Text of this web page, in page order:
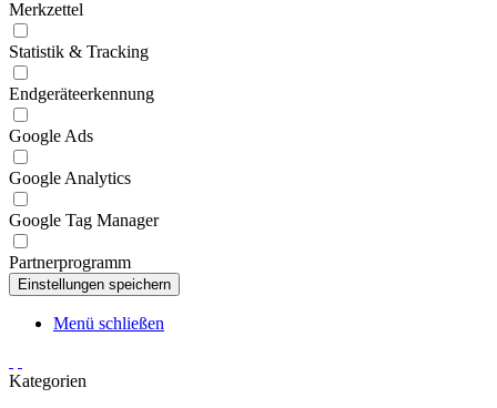
Merkzettel
Statistik & Tracking
Endgeräteerkennung
Google Ads
Google Analytics
Google Tag Manager
Partnerprogramm
Menü schließen
Kategorien